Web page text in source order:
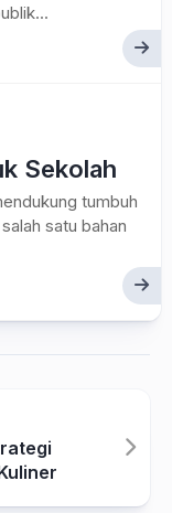
Sekolah
tumbuh
satu bahan